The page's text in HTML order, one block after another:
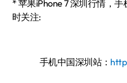
* 苹果iPhone 7 深圳行情，
时关注:
手机中国深圳站：